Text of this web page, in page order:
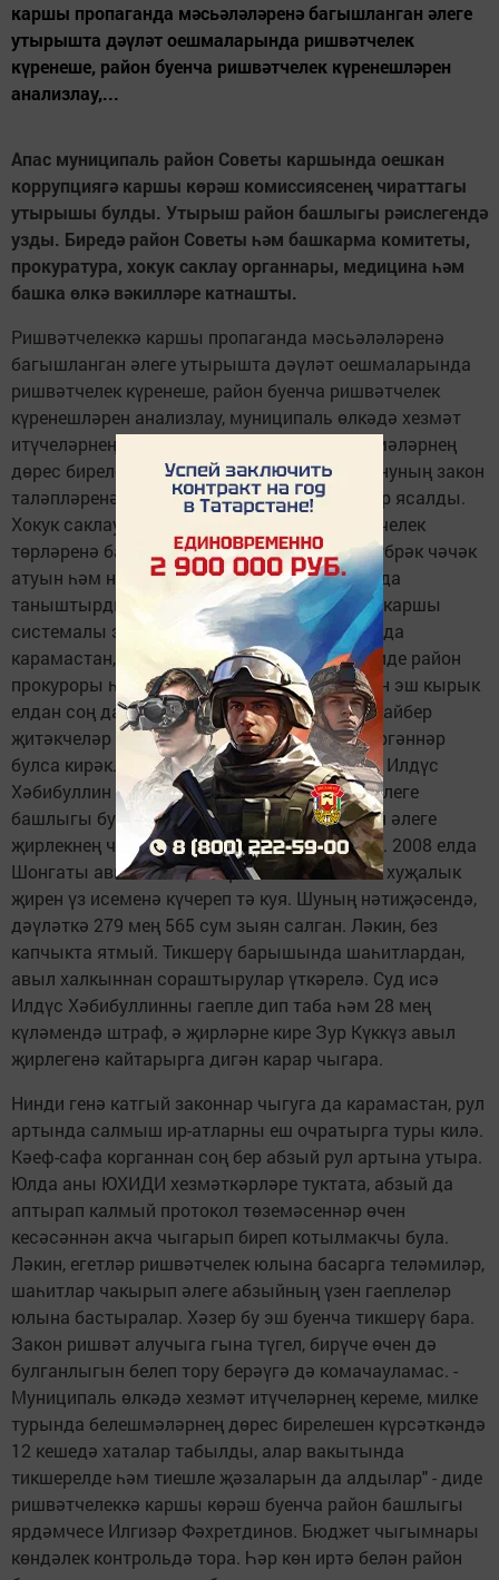
каршы пропаганда мәсьәләләренә багышланган әлеге
утырышта дәүләт оешмаларында ришвәтчелек
күренеше, район буенча ришвәтчелек күренешләрен
анализлау,...
Апас муниципаль район Советы каршында оешкан
коррупциягә каршы көрәш комиссиясенең чираттагы
утырышы булды. Утырыш район башлыгы рәислегендә
узды. Биредә район Советы һәм башкарма комитеты,
прокуратура, хокук саклау органнары, медицина һәм
башка өлкә вәкилләре катнашты.
Ришвәтчелеккә каршы пропаганда мәсьәләләренә
багышланган әлеге утырышта дәүләт оешмаларында
ришвәтчелек күренеше, район буенча ришвәтчелек
күренешләрен анализлау, муниципаль өлкәдә хезмәт
итүчеләрнең кереме, милке турында белешмәләрнең
дөрес бирелеше, бюджет акчасын файдалануның закон
таләпләренә туры килүе турында чыгышлар ясалды.
Хокук саклау органнары вәкилләре ришвәтчелек
төрләренә басым ясап, кайсы өлкәләрдә күбрәк чәчәк
атуын һәм нинди эш алып барулары турында
таныштырдылар. "Районда ришвәтчелеккә каршы
системалы эш алып барыла. Шулай булуга да
карамастан, әлеге юлга басучылар бар," - диде район
прокуроры һәм фактларга тукталды. Кырын эш кырык
елдан соң да беленә дигән борынгылар. Ә кайбер
җитәкчеләр әлеге гыйбарәне онытып җибәргәннәр
булса кирәк. Кече Күккүз авылында яшәүче Илдүс
Хәбибуллин 2005 елда Зур Күккүз авыл җирлеге
башлыгы булып сайлана. Эшли торгач, үзен әлеге
җирлекнең чын хуҗасы итеп саный күрәсең. 2008 елда
Шонгаты авылының яшәүчесез калган биш хуҗалык
җирен үз исеменә күчереп тә куя. Шуның нәтиҗәсендә,
дәүләткә 279 мең 565 сум зыян салган. Ләкин, без
капчыкта ятмый. Тикшерү барышында шаһитлардан,
авыл халкыннан сораштырулар үткәрелә. Суд исә
Илдүс Хәбибуллинны гаепле дип таба һәм 28 мең
күләмендә штраф, ә җирләрне кире Зур Күккүз авыл
җирлегенә кайтарырга дигән карар чыгара.
Нинди генә катгый законнар чыгуга да карамастан, рул
артында салмыш ир-атларны еш очратырга туры килә.
Кәеф-сафа корганнан соң бер абзый рул артына утыра.
Юлда аны ЮХИДИ хезмәткәрләре туктата, абзый да
аптырап калмый протокол төземәсеннәр өчен
кесәсәннән акча чыгарып биреп котылмакчы була.
Ләкин, егетләр ришвәтчелек юлына басарга теләмиләр,
шаһитлар чакырып әлеге абзыйның үзен гаеплеләр
юлына бастыралар. Хәзер бу эш буенча тикшерү бара.
Закон ришвәт алучыга гына түгел, бирүче өчен дә
булганлыгын белеп тору берәүгә дә комачауламас. -
Муниципаль өлкәдә хезмәт итүчеләрнең кереме, милке
турында белешмәләрнең дөрес бирелешен күрсәткәндә
12 кешедә хаталар табылды, алар вакытында
тикшерелде һәм тиешле җәзаларын да алдылар" - диде
ришвәтчелеккә каршы көрәш буенча район башлыгы
ярдәмчесе Илгизәр Фәхретдинов. Бюджет чыгымнары
көндәлек контрольдә тора. Һәр көн иртә белән район